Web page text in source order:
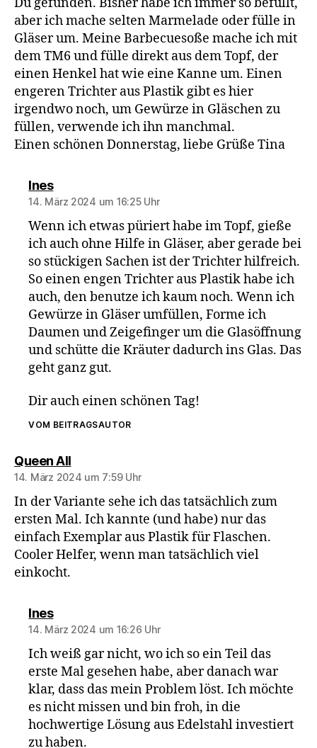
aber ich mache selten Marmelade oder fülle in
Gläser um. Meine Barbecuesoße mache ich mit
dem TM6 und fülle direkt aus dem Topf, der
einen Henkel hat wie eine Kanne um. Einen
engeren Trichter aus Plastik gibt es hier
irgendwo noch, um Gewürze in Gläschen zu
füllen, verwende ich ihn manchmal.
Einen schönen Donnerstag, liebe Grüße Tina
Inessagt:
14. März 2024 um 16:25 Uhr
Wenn ich etwas püriert habe im Topf, gieße
ich auch ohne Hilfe in Gläser, aber gerade bei
so stückigen Sachen ist der Trichter hilfreich.
So einen engen Trichter aus Plastik habe ich
auch, den benutze ich kaum noch. Wenn ich
Gewürze in Gläser umfüllen, Forme ich
Daumen und Zeigefinger um die Glasöffnung
und schütte die Kräuter dadurch ins Glas. Das
geht ganz gut.
Dir auch einen schönen Tag!
VOM BEITRAGSAUTOR
Queen Allsagt:
14. März 2024 um 7:59 Uhr
In der Variante sehe ich das tatsächlich zum
ersten Mal. Ich kannte (und habe) nur das
einfach Exemplar aus Plastik für Flaschen.
Cooler Helfer, wenn man tatsächlich viel
einkocht.
Inessagt:
14. März 2024 um 16:26 Uhr
Ich weiß gar nicht, wo ich so ein Teil das
erste Mal gesehen habe, aber danach war
klar, dass das mein Problem löst. Ich möchte
es nicht missen und bin froh, in die
hochwertige Lösung aus Edelstahl investiert
zu haben.